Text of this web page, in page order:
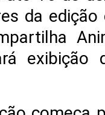
da
exibição